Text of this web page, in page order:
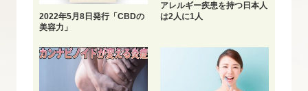
2022年5月8日発行「CBDの
美容力」
アレルギー疾患を持つ日本人
は2人に1人